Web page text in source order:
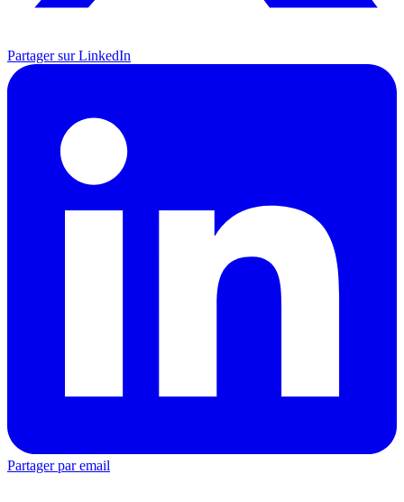
Partager sur LinkedIn
Partager par email